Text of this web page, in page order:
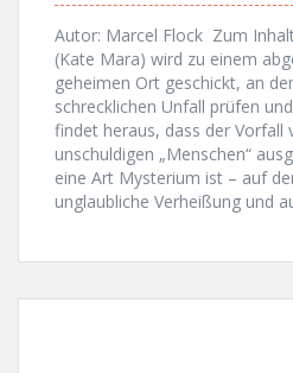
Autor: Marcel Flock Zum
(Kate Mara) wird zu einem
geheimen Ort geschickt, an
schrecklichen Unfall prüfen
findet heraus, dass der Vorfall
unschuldigen „Menschen“
eine Art Mysterium ist – auf
unglaubliche Verheißung und